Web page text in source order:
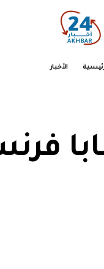
الأخبار